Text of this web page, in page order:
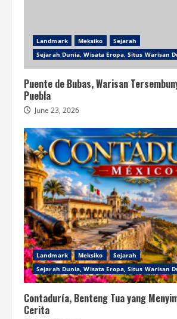
Landmark Meksiko
Sejarah
Sejarah Dunia, Wisata Eropa, Situs Warisan
Puente de Bubas, Warisan
Puebla
June 23, 2026
Landmark Meksiko
Sejarah
Sejarah Dunia, Wisata Eropa, Situs Warisan
Contaduría, Benteng Tua yang
Cerita